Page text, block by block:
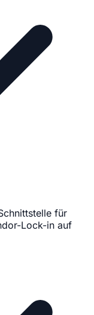
für
Lock-in auf